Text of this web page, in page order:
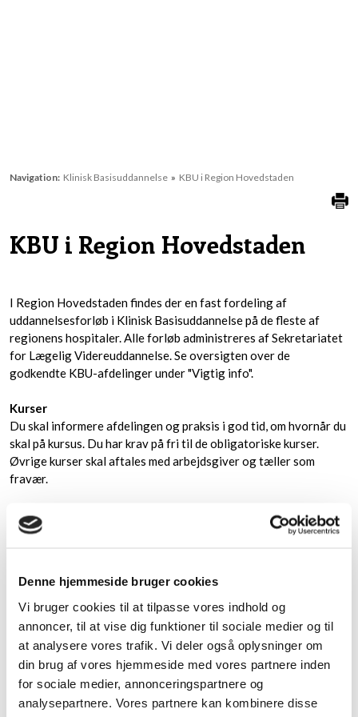
Denne hjemmeside bruger cookies
Vi bruger cookies til at tilpasse vores indhold og
annoncer, til at vise dig funktioner til sociale medier og til
at analysere vores trafik. Vi deler også oplysninger om
din brug af vores hjemmeside med vores partnere inden
for sociale medier, annonceringspartnere og
analysepartnere. Vores partnere kan kombinere disse
Navigation: Klinisk Basisuddannelse » KBU i Region Hovedstaden
KBU i Region Hovedstaden
I Region Hovedstaden findes der en fast fordeling af
uddannelsesforløb i Klinisk Basisuddannelse på de fleste af
regionens hospitaler. Alle forløb administreres af Sekretariatet
for Lægelig Videreuddannelse. Se oversigten over de
godkendte KBU-afdelinger under "Vigtig info".
Kurser
Du skal informere afdelingen og praksis i god tid, om hvornår du
skal på kursus. Du har krav på fri til de obligatoriske kurser.
Øvrige kurser skal aftales med arbejdsgiver og tæller som
fravær.
Godkendelse af Klinisk Basisuddannelse
For at få godkendt din KBU skal du have godkendt fire ting;
​Attestation for tid
​Kurser
De skal alle godkendes iwww.uddannelseslæge.dk, som du får
adgang til på din første arbejdsdag.